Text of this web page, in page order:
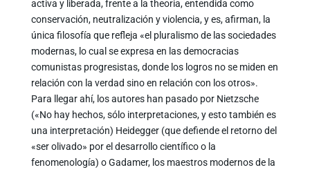
activa y liberada, frente a la theoria, entendida como
conservación, neutralización y violencia, y es, afirman, la
única filosofía que refleja «el pluralismo de las sociedades
modernas, lo cual se expresa en las democracias
comunistas progresistas, donde los logros no se miden en
relación con la verdad sino en relación con los otros».
Para llegar ahí, los autores han pasado por Nietzsche
(«No hay hechos, sólo interpretaciones, y esto también es
una interpretación) Heidegger (que defiende el retorno del
«ser olivado» por el desarrollo científico o la
fenomenología) o Gadamer, los maestros modernos de la